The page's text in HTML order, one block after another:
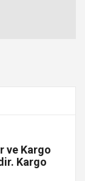
ve Kargo
Kargo